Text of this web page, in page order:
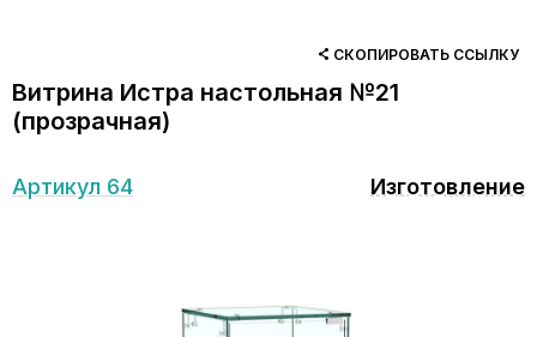
СКОПИРОВАТЬ ССЫЛКУ
Витрина Истра настольная №21
(прозрачная)
Артикул 64 Изготовление